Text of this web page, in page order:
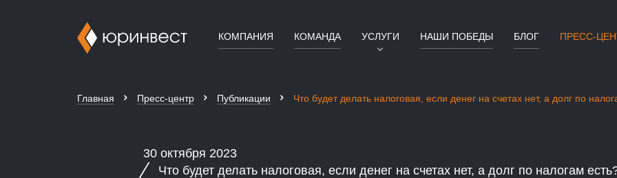
КОМПАНИЯ КОМАНДА УСЛУГИ НАШИ ПОБЕДЫ БЛОГ ПРЕСС-
Главная Пресс-центр Публикации Что будет делать налоговая, если денег на счетах нет, а долг по
30 октября 2023
Что будет делать налоговая, если денег на счетах нет, а долг по налогам